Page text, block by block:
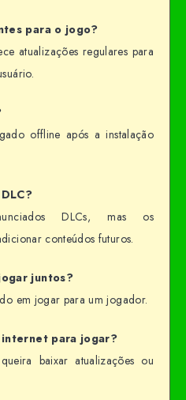
para o jogo?
atualizações regulares para
offline após a instalação
DLCs, mas os
conteúdos futuros.
juntos?
em jogar para um jogador.
internet para jogar?
baixar atualizações ou